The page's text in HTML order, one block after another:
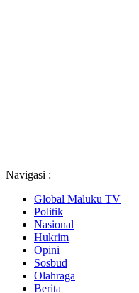
Navigasi :
Global Maluku TV
Politik
Nasional
Hukrim
Opini
Sosbud
Olahraga
Berita